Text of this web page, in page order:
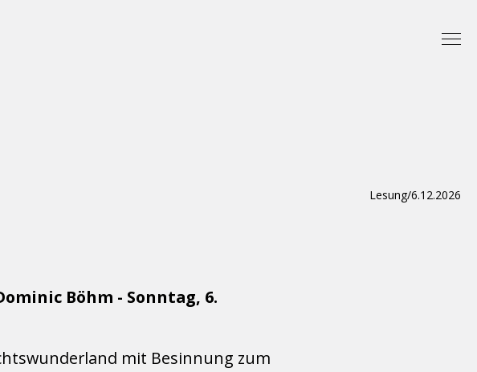
Lesung/6.12.2026
Böhm - Sonntag, 6.
mit Besinnung zum